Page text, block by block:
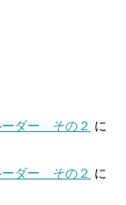
ーダー その２ に
ーダー その２ に